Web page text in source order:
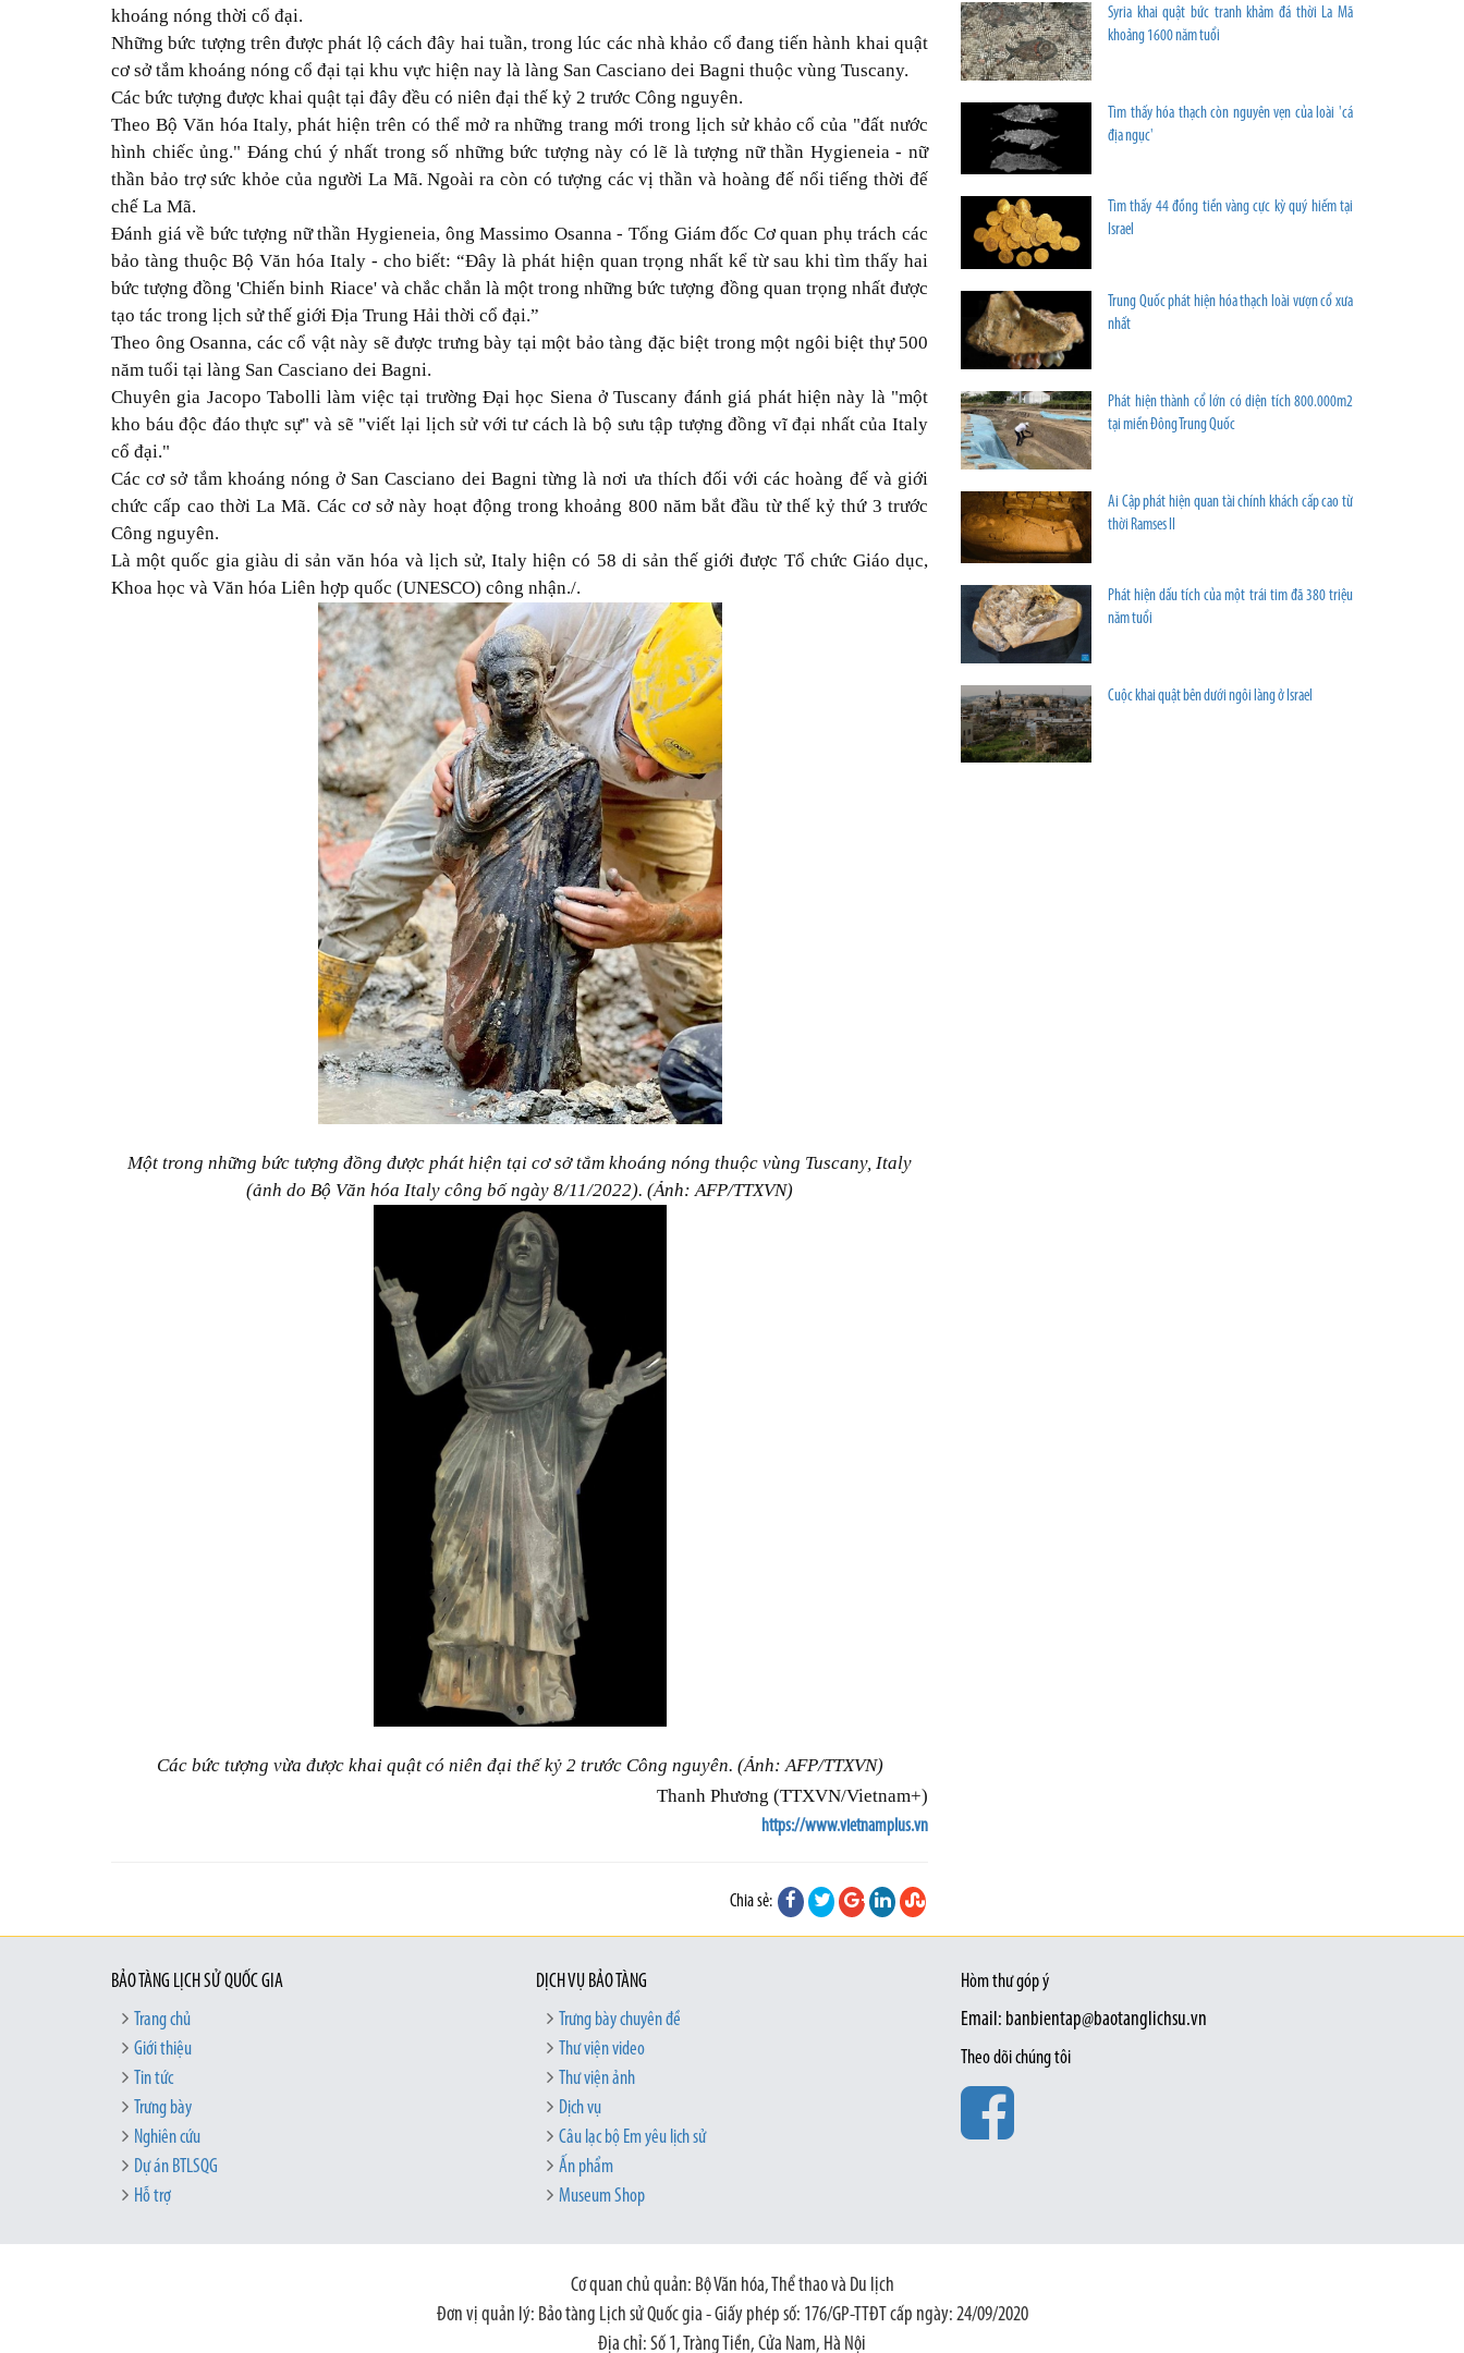
khoáng nóng thời cổ đại.
Những bức tượng trên được phát lộ cách đây hai tuần, trong lúc các nhàkhảo cổ đang tiến hành khai quật
cơ sở tắm khoáng nóng cổ đại tại khu vực hiện nay là làng San Casciano dei Bagni thuộc vùng Tuscany.
Các bức tượng được khai quật tại đây đều có niên đại thế kỷ 2 trước Công nguyên.
Theo Bộ Văn hóa Italy, phát hiện trên có thể mở ra những trang mới trong lịch sử khảo cổ của "đất nước
hình chiếc ủng." Đáng chú ý nhất trong số những bức tượng này có lẽ là tượng nữ thần Hygieneia - nữ
thần bảo trợ sức khỏe của người La Mã. Ngoài ra còn có tượng các vị thần và hoàng đế nổi tiếng thời đế
chế La Mã.
Đánh giá về bức tượng nữ thần Hygieneia, ông Massimo Osanna - Tổng Giám đốc Cơ quan phụ trách các
bảo tàng thuộc Bộ Văn hóa Italy - cho biết: “Đây là phát hiện quan trọng nhất kể từ sau khi tìm thấy hai
bứctượng đồng 'Chiến binh Riace' và chắc chắn là một trong những bức tượng đồng quan trọng nhất được
tạo tác trong lịch sử thế giới Địa Trung Hải thời cổ đại.”
Theo ông Osanna, các cổ vật này sẽ được trưng bày tại một bảo tàng đặc biệt trong một ngôi biệt thự 500
năm tuổi tại làng San Casciano dei Bagni.
Chuyên gia Jacopo Tabolli làm việc tại trường Đại học Siena ở Tuscany đánh giá phát hiện này là "một
kho báu độc đáo thực sự" và sẽ "viết lại lịch sử với tư cách là bộ sưu tập tượng đồng vĩ đại nhất của Italy
cổ đại."
Các cơ sở tắm khoáng nóng ở San Casciano dei Bagni từng là nơi ưa thích đối với các hoàng đế và giới
chức cấp cao thời La Mã. Các cơ sở này hoạt động trong khoảng 800 năm bắt đầu từ thế kỷ thứ 3 trước
Công nguyên.
Là một quốc gia giàu di sản văn hóa và lịch sử, Italy hiện có 58 di sản thế giới được Tổ chức Giáo dục,
Khoa học và Văn hóa Liên hợp quốc (UNESCO) công nhận./.
Một trong những bức tượng đồng được phát hiện tại cơ sở tắm khoáng nóng thuộc vùng Tuscany, Italy
(ảnh do Bộ Văn hóa Italy công bố ngày 8/11/2022). (Ảnh: AFP/TTXVN)
Các bức tượng vừa được khai quật có niên đại thế kỷ 2 trước Công nguyên. (Ảnh: AFP/TTXVN)
Thanh Phương (TTXVN/Vietnam+)
https://www.vietnamplus.vn
Chia sẻ:
Syria khai quật bức tranh khảm đá thời La Mã
khoảng 1600 năm tuổi
Tìm thấy hóa thạch còn nguyên vẹn của loài 'cá
địa ngục'
Tìm thấy 44 đồng tiền vàng cực kỳ quý hiếm tại
Israel
Trung Quốc phát hiện hóa thạch loài vượn cổ xưa
nhất
Phát hiện thành cổ lớn có diện tích 800.000m2
tại miền Đông Trung Quốc
Ai Cập phát hiện quan tài chính khách cấp cao từ
thời Ramses II
Phát hiện dấu tích của một trái tim đã 380 triệu
năm tuổi
Cuộc khai quật bên dưới ngôi làng ở Israel
BẢO TÀNG LỊCH SỬ QUỐC GIA
Trang chủ
Giới thiệu
Tin tức
Trưng bày
Nghiên cứu
Dự án BTLSQG
Hỗ trợ
DỊCH VỤ BẢO TÀNG
Trưng bày chuyên đề
Thư viện video
Thư viện ảnh
Dịch vụ
Câu lạc bộ Em yêu lịch sử
Ấn phẩm
Museum Shop
Hòm thư góp ý
Email: banbientap@baotanglichsu.vn
Theo dõi chúng tôi
Cơ quan chủ quản: Bộ Văn hóa, Thể thao và Du lịch
Đơn vị quản lý: Bảo tàng Lịch sử Quốc gia - Giấy phép số: 176/GP-TTĐT cấp ngày: 24/09/2020
Địa chỉ: Số 1, Tràng Tiền, Cửa Nam, Hà Nội